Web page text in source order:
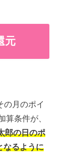
元
の月のポイ
条件が、
郎の日のポ
なるように